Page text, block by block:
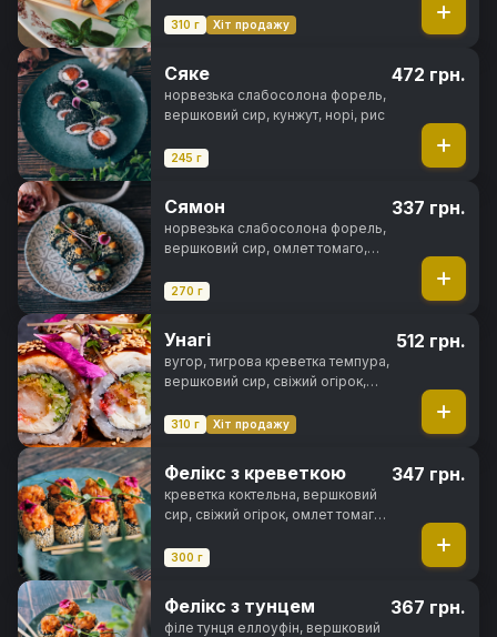
спайсі соус, норі, рис
310 г Хіт продажу
Сяке
норвезька слабосолона форель,
вершковий сир, кунжут, норі, рис
245 г
472 грн.
Сямон
норвезька слабосолона форель,
вершковий сир, омлет томаго,
каракатиці, спайсі соус, кунжут,
270 г
337 грн.
Унагі
вугор, тигрова креветка темпура,
вершковий сир, свіжий огірок,
норі, рис
310 г Хіт продажу
512 грн.
Фелікс з креветкою
креветка коктельна, вершковий
сир, свіжий огірок, омлет томаго,
чорнила каракатиці, кунжут, норі,
300 г
347 грн.
Фелікс з тунцем
філе тунця еллоуфін, вершковий
367 грн.